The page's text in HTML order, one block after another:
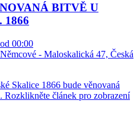
BITVĚ U
1866
00:00
- Maloskalická 47, Česká
Skalice 1866 bude věnovaná
Rozklikněte článek pro zobrazení